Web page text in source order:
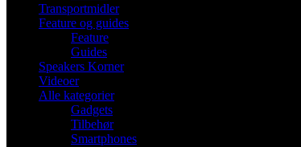
Transportmidler
Feature og guides
Feature
Guides
Speakers Korner
Videoer
Alle kategorier
Gadgets
Tilbehør
Smartphones